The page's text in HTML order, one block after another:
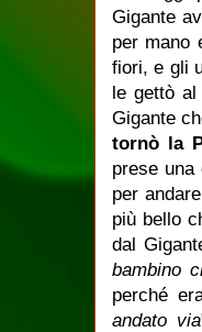
Gigante
per mano
fiori, e gli
le gettò
Gigante
tornò la
prese
per
più bello
dal
bambino
perché
andato via